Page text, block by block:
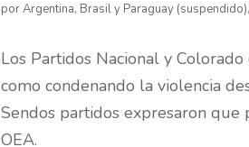
por Argentina, Brasil y Paraguay
Los Partidos Nacional y
como condenando la violencia
Sendos partidos expresaron
OEA.